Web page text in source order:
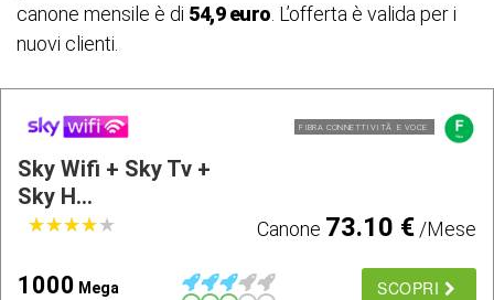
canone mensile è di 54,9 euro . L’offerta è valida per i
nuovi clienti.
FIBRA CONNETTIVITÃ E VOCE
Sky Wifi + Sky Tv +
Sky H...
★★★★★
★★★★★ Canone 73.10 €/Mese
1000 Mega SCOPRI